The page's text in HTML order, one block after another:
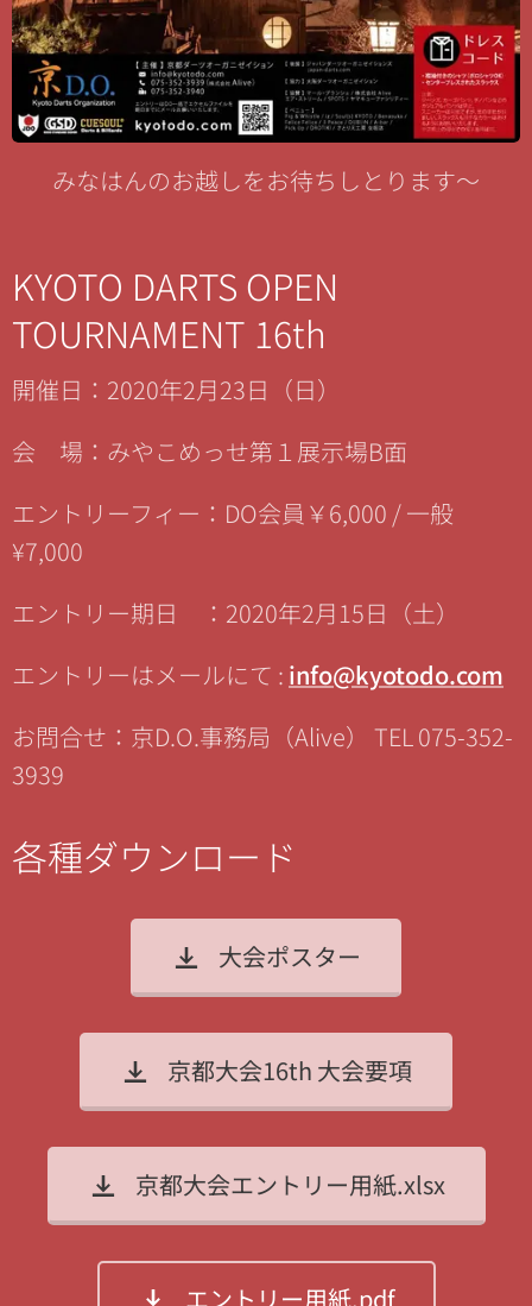
みなはんのお越しをお待ちしとります〜
KYOTO DARTS OPEN
TOURNAMENT 16th
開催日：2020年2月23日（日）
会 場：みやこめっせ第１展示場B面
エントリーフィー：DO会員￥6,000 / 一般
¥7,000
エントリー期日 ：2020年2月15日（土）
エントリーはメールにて : info@kyotodo.com
お問合せ：京D.O.事務局（Alive） TEL 075-352-
3939
各種ダウンロード
大会ポスター
京都大会16th 大会要項
京都大会エントリー用紙.xlsx
エントリー用紙.pdf